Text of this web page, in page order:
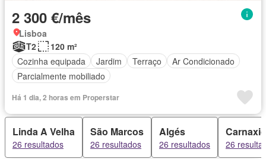
2 300 €/mês
Lisboa
T2
120 m²
Cozinha equipada
Jardim Terraço
Ar Condicionado
Parcialmente mobiliado
Há 1 dia, 2 horas em Properstar
Linda A Velha
26 resultados
São Marcos
26 resultados
Algés
26 resultados 26